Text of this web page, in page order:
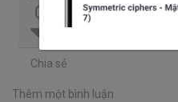
0
nhiều hơn
Chia sẻ
Thêm một bình luận